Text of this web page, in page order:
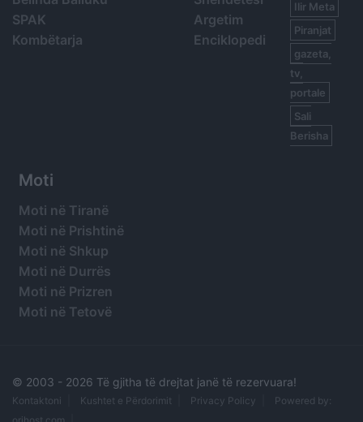
SPAK
Kombëtarja
Argetim
Enciklopedi
Ilir Meta
Piranjat
gazeta,
tv,
portale
Sali
Berisha
Moti
Moti në Tiranë
Moti në Prishtinë
Moti në Shkup
Moti në Durrës
Moti në Prizren
Moti në Tetovë
© 2003 - 2026 Të gjitha të drejtat janë të rezervuara!
Kontaktoni Kushtet e Përdorimit Privacy Policy
Powered by: